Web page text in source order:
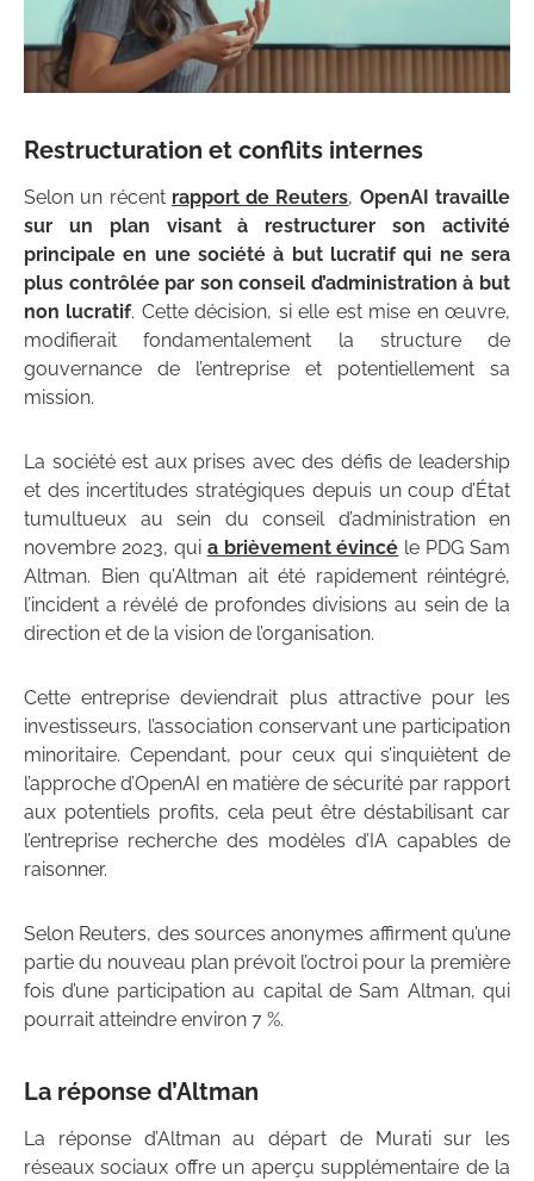
Restructuration et conflits internes
Selon un récent rapport de Reuters, OpenAI travaille
sur un plan visant à restructurer son activité
principale en une société à but lucratif qui ne sera
plus contrôlée par son conseil d’administration à but
non lucratif. Cette décision, si elle est mise en œuvre,
modifierait fondamentalement la structure de
gouvernance de l’entreprise et potentiellement sa
mission.
La société est aux prises avec des défis de leadership
et des incertitudes stratégiques depuis un coup d’État
tumultueux au sein du conseil d’administration en
novembre 2023, qui a brièvement évincé le PDG Sam
Altman. Bien qu’Altman ait été rapidement réintégré,
l’incident a révélé de profondes divisions au sein de la
direction et de la vision de l’organisation.
Cette entreprise deviendrait plus attractive pour les
investisseurs, l’association conservant une participation
minoritaire. Cependant, pour ceux qui s’inquiètent de
l’approche d’OpenAI en matière de sécurité par rapport
aux potentiels profits, cela peut être déstabilisant car
l’entreprise recherche des modèles d’IA capables de
raisonner.
Selon Reuters, des sources anonymes affirment qu’une
partie du nouveau plan prévoit l’octroi pour la première
fois d’une participation au capital de Sam Altman, qui
pourrait atteindre environ 7 %.
La réponse d’Altman
La réponse d’Altman au départ de Murati sur les
réseaux sociaux offre un aperçu supplémentaire de la